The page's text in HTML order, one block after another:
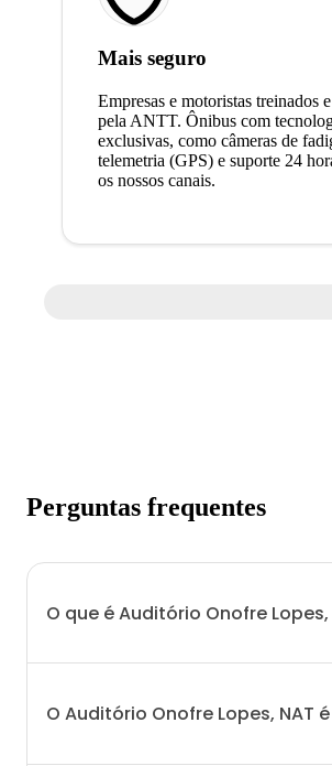
Mais seguro
Empresas e motoristas treinados
pela ANTT. Ônibus com
exclusivas, como câmeras de
telemetria (GPS) e suporte 24
os nossos canais.
Perguntas frequentes
O que é Auditório Onofre Lopes,
O Auditório Onofre Lopes, NAT